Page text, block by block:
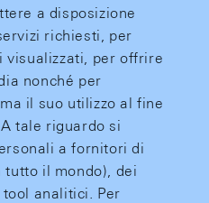
a disposizione
richiesti, per
visualizzati, per offrire
nonché per
il suo utilizzo al fine
tale riguardo si
a fornitori di
il mondo), dei
analitici. Per